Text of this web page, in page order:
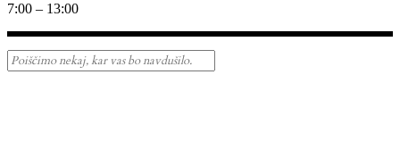
7:00 – 13:00